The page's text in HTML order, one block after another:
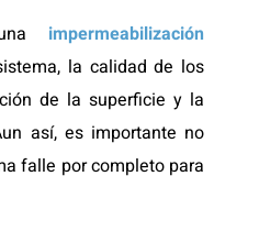
impermeabilización
la calidad de los
de la superficie y la
así, es importante no
falle por completo para